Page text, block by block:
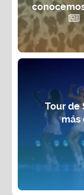
Tour de
más